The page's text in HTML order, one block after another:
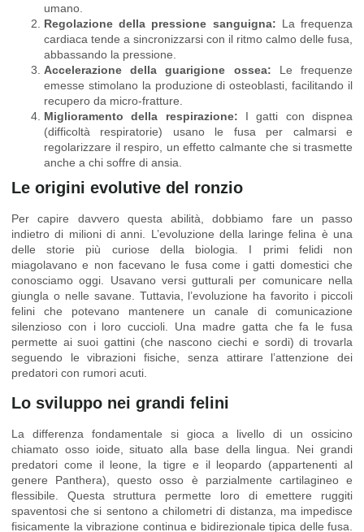
umano.
Regolazione della pressione sanguigna: La frequenza
cardiaca tende a sincronizzarsi con il ritmo calmo delle fusa,
abbassando la pressione.
Accelerazione della guarigione ossea: Le frequenze
emesse stimolano la produzione di osteoblasti, facilitando il
recupero da micro-fratture.
Miglioramento della respirazione: I gatti con dispnea
(difficoltà respiratorie) usano le fusa per calmarsi e
regolarizzare il respiro, un effetto calmante che si trasmette
anche a chi soffre di ansia.
Le origini evolutive del ronzio
Per capire davvero questa abilità, dobbiamo fare un passo
indietro di milioni di anni. L’evoluzione della laringe felina è una
delle storie più curiose della biologia. I primi felidi non
miagolavano e non facevano le fusa come i gatti domestici che
conosciamo oggi. Usavano versi gutturali per comunicare nella
giungla o nelle savane. Tuttavia, l’evoluzione ha favorito i piccoli
felini che potevano mantenere un canale di comunicazione
silenzioso con i loro cuccioli. Una madre gatta che fa le fusa
permette ai suoi gattini (che nascono ciechi e sordi) di trovarla
seguendo le vibrazioni fisiche, senza attirare l’attenzione dei
predatori con rumori acuti.
Lo sviluppo nei grandi felini
La differenza fondamentale si gioca a livello di un ossicino
chiamato osso ioide, situato alla base della lingua. Nei grandi
predatori come il leone, la tigre e il leopardo (appartenenti al
genere Panthera), questo osso è parzialmente cartilagineo e
flessibile. Questa struttura permette loro di emettere ruggiti
spaventosi che si sentono a chilometri di distanza, ma impedisce
fisicamente la vibrazione continua e bidirezionale tipica delle fusa.